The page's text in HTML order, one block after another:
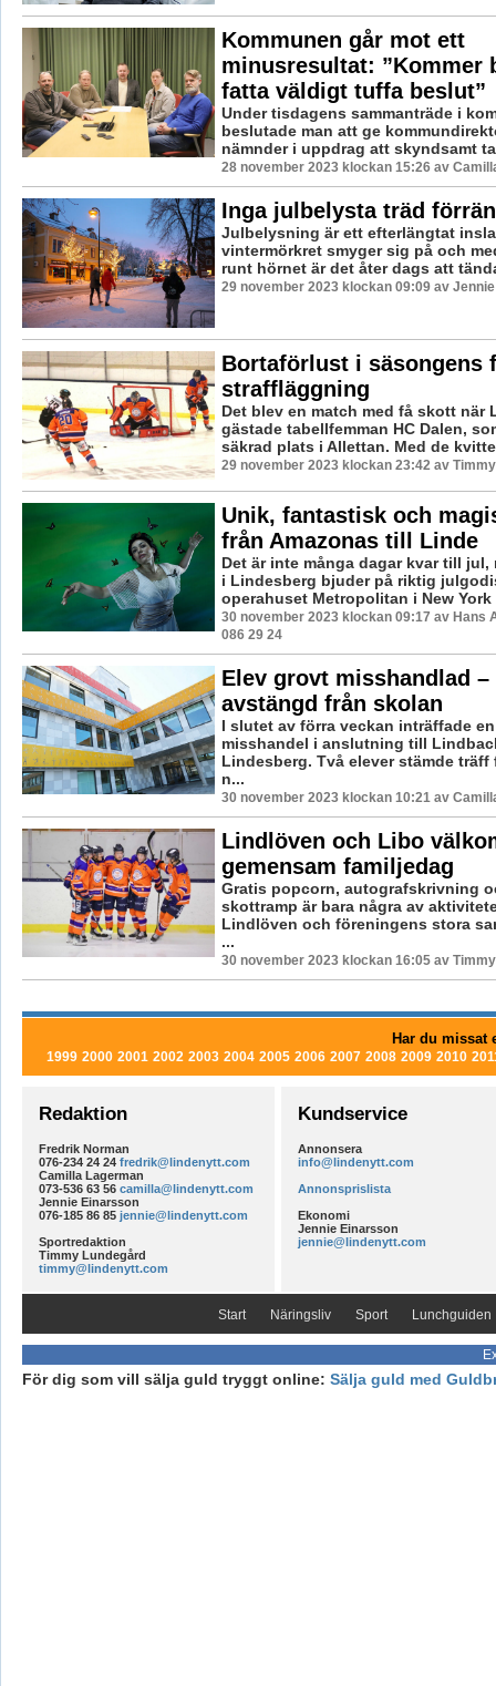
Kommunen går mot ett
minusresultat: ”Kommer
fatta väldigt tuffa beslut”
Under tisdagens sammanträde i
beslutade man att ge
nämnder i uppdrag att skyndsamt
28 november 2023 klockan 15:26 av
Inga julbelysta träd
Julbelysning är ett efterlängtat
vintermörkret smyger sig på och
runt hörnet är det åter dags att
29 november 2023 klockan 09:09 av
Bortaförlust i säsongens
straffläggning
Det blev en match med få skott när
gästade tabellfemman HC Dalen,
säkrad plats i Allettan. Med de
29 november 2023 klockan 23:42 av
Unik, fantastisk och
från Amazonas till Linde
Det är inte många dagar kvar till jul,
i Lindesberg bjuder på riktig
operahuset Metropolitan i New York
30 november 2023 klockan 09:17 av Hans
086 29 24
Elev grovt misshandlad –
avstängd från skolan
I slutet av förra veckan inträffade
misshandel i anslutning till
Lindesberg. Två elever stämde träff
n...
30 november 2023 klockan 10:21 av
Lindlöven och Libo
gemensam familjedag
Gratis popcorn, autografskrivning
skottramp är bara några av
Lindlöven och föreningens stora
...
30 november 2023 klockan 16:05 av
Har du missat
1999 2000 2001 2002 2003 2004 2005 2006 2007 2008 2009 2010
Redaktion
Fredrik Norman
076-234 24 24 fredrik@lindenytt.com
Camilla Lagerman
073-536 63 56 camilla@lindenytt.com
Jennie Einarsson
076-185 86 85 jennie@lindenytt.com
Sportredaktion
Timmy Lundegård
timmy@lindenytt.com
Kundservice
Annonsera
info@lindenytt.com
Annonsprislista
Ekonomi
Jennie Einarsson
jennie@lindenytt.com
Start Näringsliv Sport Lunchguiden
För dig som vill sälja guld tryggt online: Sälja guld med